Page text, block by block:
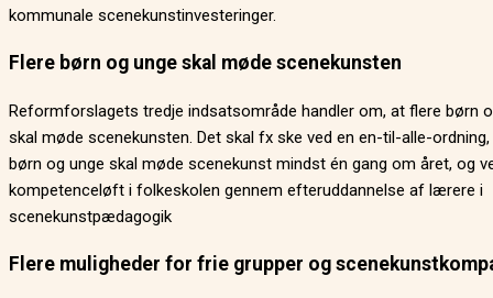
kommunale scenekunstinvesteringer.
Flere børn og unge skal møde scenekunsten
Reformforslagets tredje indsatsområde handler om, at flere børn
skal møde scenekunsten. Det skal fx ske ved en en-til-alle-
børn og unge skal møde scenekunst mindst én gang om året, og
kompetenceløft i folkeskolen gennem efteruddannelse af lærere i
scenekunstpædagogik
Flere muligheder for frie grupper og